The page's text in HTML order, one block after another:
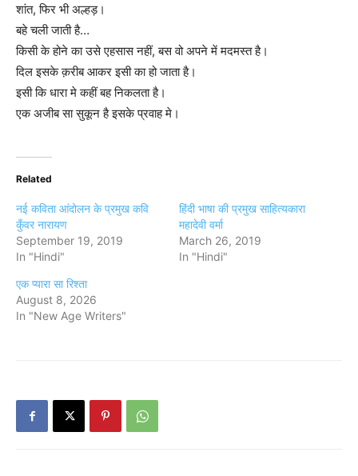
शांत, फिर भी अल्हड़।
बहे चली जाती है…
किसी के होने का उसे एहसास नहीं, बस वो अपने में मदमस्त है।
दिल इसके क़रीब आकर इसी का हो जाता है।
इसी कि धारा मे कहीं बह निकलता है।
एक अजीब सा सुकून है इसके प्रवाह मे।
Related
नई कविता आंदोलन के प्रमुख कवि
कुँवर नारायण
September 19, 2019
In "Hindi"
हिंदी भाषा की प्रमुख साहित्यकारा
महादेवी वर्मा
March 26, 2019
In "Hindi"
एक प्यारा सा रिश्ता
August 8, 2026
In "New Age Writers"